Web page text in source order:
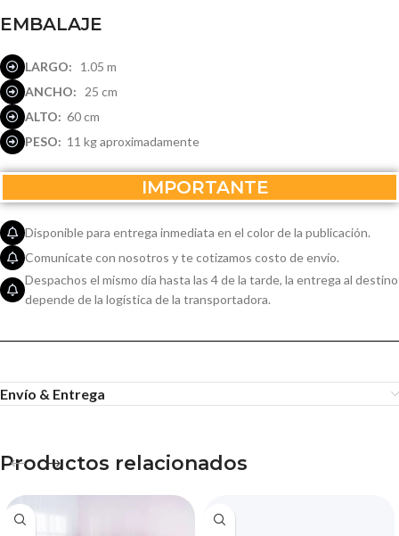
EMBALAJE
LARGO: 1.05 m
ANCHO: 25 cm
ALTO: 60 cm
PESO: 11 kg aproximadamente
IMPORTANTE
Disponible para entrega inmediata en el color de la publicación.
Comunícate con nosotros y te cotizamos costo de envío.
Despachos el mismo día hasta las 4 de la tarde, la entrega al destino
depende de la logística de la transportadora.
Envío & Entrega
Productos relacionados